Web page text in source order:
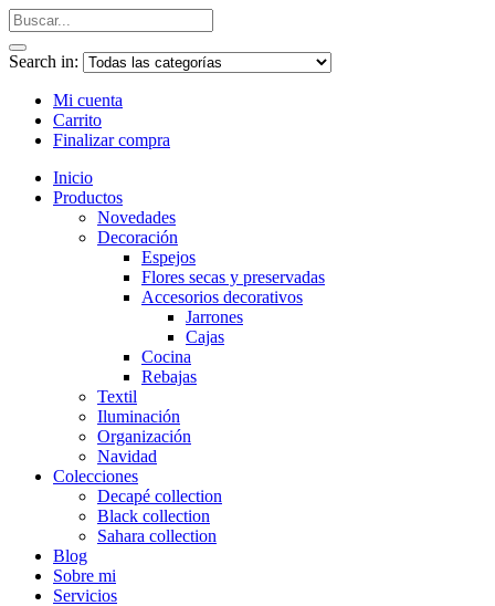
Search in:
Mi cuenta
Carrito
Finalizar compra
Inicio
Productos
Novedades
Decoración
Espejos
Flores secas y preservadas
Accesorios decorativos
Jarrones
Cajas
Cocina
Rebajas
Textil
Iluminación
Organización
Navidad
Colecciones
Decapé collection
Black collection
Sahara collection
Blog
Sobre mi
Servicios